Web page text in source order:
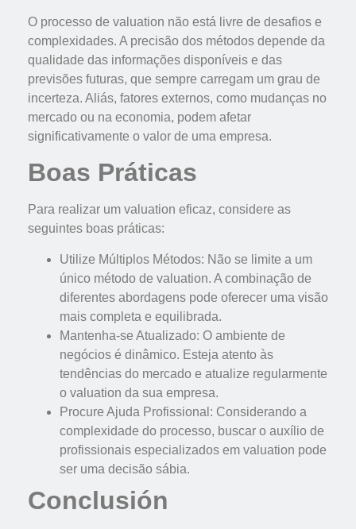
O processo de valuation não está livre de desafios e
complexidades. A precisão dos métodos depende da
qualidade das informações disponíveis e das
previsões futuras, que sempre carregam um grau de
incerteza. Aliás, fatores externos, como mudanças no
mercado ou na economia, podem afetar
significativamente o valor de uma empresa.
Boas Práticas
Para realizar um valuation eficaz, considere as
seguintes boas práticas:
Utilize Múltiplos Métodos: Não se limite a um
único método de valuation. A combinação de
diferentes abordagens pode oferecer uma visão
mais completa e equilibrada.
Mantenha-se Atualizado: O ambiente de
negócios é dinâmico. Esteja atento às
tendências do mercado e atualize regularmente
o valuation da sua empresa.
Procure Ajuda Profissional: Considerando a
complexidade do processo, buscar o auxílio de
profissionais especializados em valuation pode
ser uma decisão sábia.
Conclusión